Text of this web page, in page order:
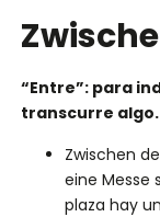
“Entre”: para
transcurre
Zwischen
eine Messe
plaza hay